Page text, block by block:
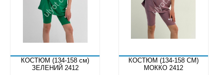
КОСТЮМ (134-158 см)
ЗЕЛЕНИЙ 2412
КОСТЮМ (134-158 СМ)
МОККО 2412